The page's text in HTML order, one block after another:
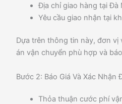
Địa chỉ giao hàng tại Đà
Yêu cầu giao nhận tại
Dựa trên thông tin này, đơn
án vận chuyển phù hợp và
Bước 2: Báo Giá Và Xác Nhận
Thỏa thuận cước phí